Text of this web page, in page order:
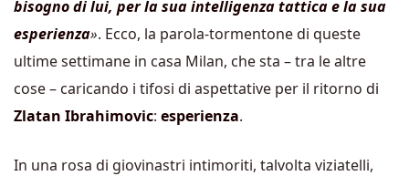
bisogno di lui, per la sua intelligenza tattica e la sua
esperienza». Ecco, la parola-tormentone di queste
ultime settimane in casa Milan, che sta – tra le altre
cose – caricando i tifosi di aspettative per il ritorno di
Zlatan Ibrahimovic: esperienza.
In una rosa di giovinastri intimoriti, talvolta viziatelli,